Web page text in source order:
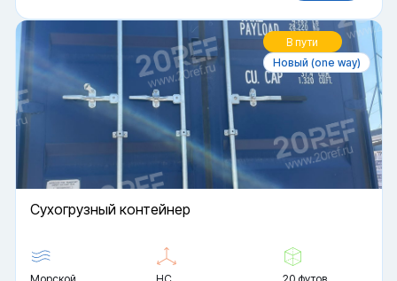
В пути
Новый (one way)
Cухогрузный контейнер